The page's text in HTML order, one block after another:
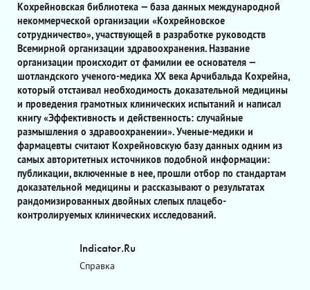
Кохрейновская библиотека — база данных международной
некоммерческой организации «Кохрейновское
сотрудничество», участвующей в разработке руководств
Всемирной организации здравоохранения. Название
организации происходит от фамилии ее основателя —
шотландского ученого-медика XX века Арчибальда Кохрейна,
который отстаивал необходимость доказательной медицины
и проведения грамотных клинических испытаний и написал
книгу «Эффективность и действенность: случайные
размышления о здравоохранении». Ученые-медики и
фармацевты считают Кохрейновскую базу данных одним из
самых авторитетных источников подобной информации:
публикации, включенные в нее, прошли отбор по стандартам
доказательной медицины и рассказывают о результатах
рандомизированных двойных слепых плацебо-
контролируемых клинических исследований.
Indicator.Ru
Справка